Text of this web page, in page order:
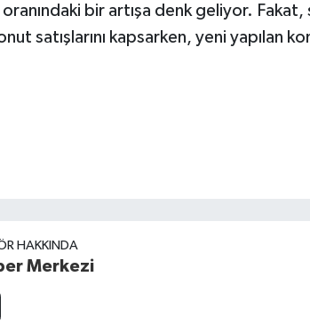
bir artışa denk geliyor.
satışlarını kapsarken, yeni yapılan
HAKKINDA
Merkezi